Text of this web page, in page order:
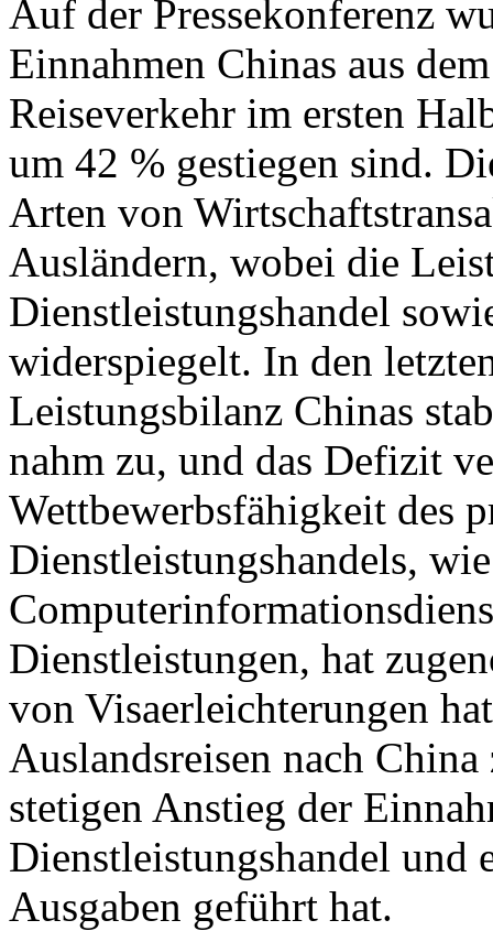
Auf der Pressekonferenz
Einnahmen Chinas aus
Reiseverkehr im ersten
um 42 % gestiegen sind.
Arten von
Ausländern, wobei die
Dienstleistungshandel
widerspiegelt. In den
Leistungsbilanz Chinas
nahm zu, und das Defizit
Wettbewerbsfähigkeit des
Dienstleistungshandels,
Dienstleistungen, hat
von Visaerleichterungen
Auslandsreisen nach
stetigen Anstieg der
Dienstleistungshandel und
Ausgaben geführt hat.